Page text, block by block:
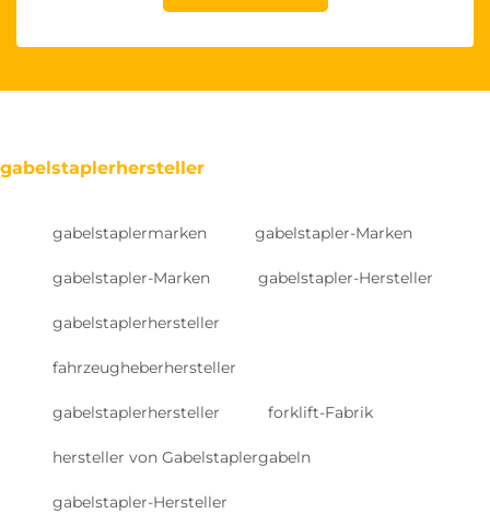
gabelstaplerhersteller
gabelstaplermarken gabelstapler-Marken
gabelstapler-Marken gabelstapler-Hersteller
gabelstaplerhersteller
fahrzeugheberhersteller
gabelstaplerhersteller forklift-Fabrik
hersteller von Gabelstaplergabeln
gabelstapler-Hersteller